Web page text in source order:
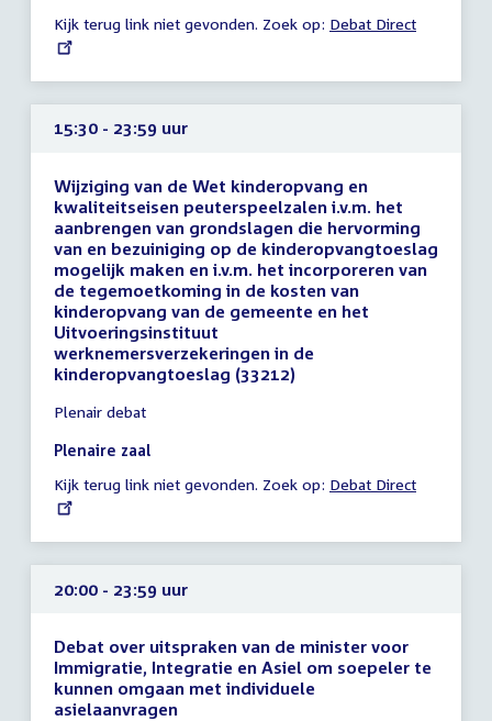
23:59
uur
Kijk terug link niet gevonden. Zoek op: External
Debat Direct
15:30 - 23:59 uur
Wijziging van de Wet kinderopvang en
kwaliteitseisen peuterspeelzalen i.v.m. het
aanbrengen van grondslagen die hervorming
van en bezuiniging op de kinderopvangtoeslag
mogelijk maken en i.v.m. het incorporeren van
de tegemoetkoming in de kosten van
kinderopvang van de gemeente en het
Uitvoeringsinstituut
werknemersverzekeringen in de
kinderopvangtoeslag (33212)
vergadering
15:30
23:59
uur
Plenair debat
Plenaire zaal
Kijk terug link niet gevonden. Zoek op: External
Debat Direct
20:00 - 23:59 uur
Debat over uitspraken van de minister voor
Immigratie, Integratie en Asiel om soepeler te
kunnen omgaan met individuele
asielaanvragen